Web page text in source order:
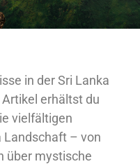
in der Sri Lanka
erhältst du
vielfältigen
Landschaft – von
über mystische